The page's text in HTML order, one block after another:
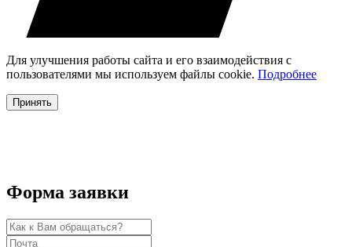
Для улучшения работы сайта и его взаимодействия с
пользователями мы используем файлы cookie. Подробнее
Принять
Форма заявки